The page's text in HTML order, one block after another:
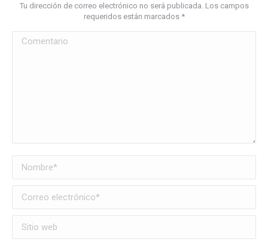
Tu dirección de correo electrónico no será publicada. Los campos
requeridos están marcados *
Comentario
Nombre *
Correo electrónico *
Sitio web